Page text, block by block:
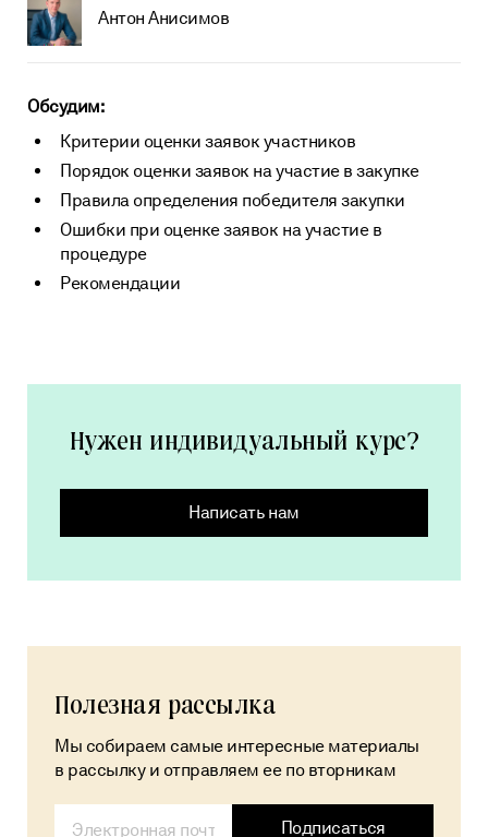
Карьера
Контакты
Антон Анисимов
Обсудим:
Критерии оценки заявок участников
Порядок оценки заявок на участие в закупке
Правила определения победителя закупки
Ошибки при оценке заявок на участие в
процедуре
Рекомендации
курсНужен индивидуальный курс?
Написать нам
Полезная рассылка
Мы собираем самые интересные материалы
в рассылку и отправляем ее по вторникам
Подписаться
Alternative: